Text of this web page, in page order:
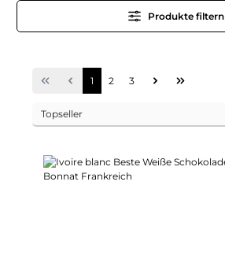
Produkte filtern
Seite
1 Seite
2 Seite
3